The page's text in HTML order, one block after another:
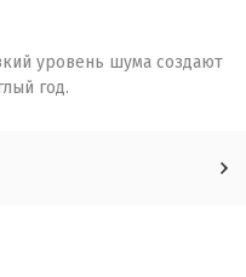
уровень шума создают
год.